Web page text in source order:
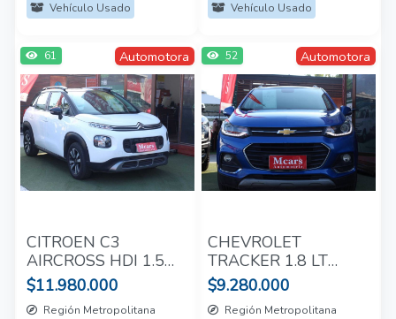
Vehículo Usado
Vehículo Usado
Automotora
61
CITROEN C3
AIRCROSS HDI 1.5
TURBO 2021
$11.980.000
Región Metropolitana
Automotora
52
CHEVROLET
TRACKER 1.8 LT
2017
$9.280.000
Región Metropolitana